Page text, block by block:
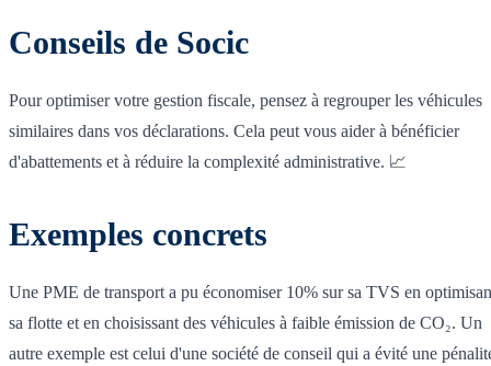
Conseils de Socic
Pour optimiser votre gestion fiscale, pensez à regrouper les véhicules
similaires dans vos déclarations. Cela peut vous aider à bénéficier
d'abattements et à réduire la complexité administrative. 📈
Exemples concrets
Une PME de transport a pu économiser 10% sur sa TVS en
sa flotte et en choisissant des véhicules à faible émission de CO₂. Un
autre exemple est celui d'une société de conseil qui a évité une